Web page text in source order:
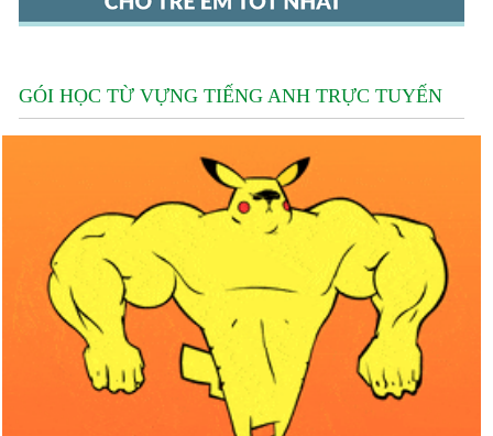
GÓI HỌC TỪ VỰNG TIẾNG ANH TRỰC TUYẾN